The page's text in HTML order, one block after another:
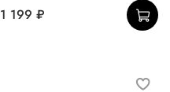
1 199 ₽